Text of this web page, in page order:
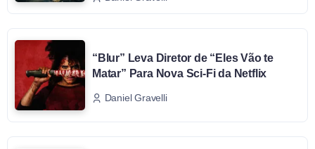
“Blur” Leva Diretor de “Eles Vão te
Matar” Para Nova Sci-Fi da Netflix
Daniel Gravelli